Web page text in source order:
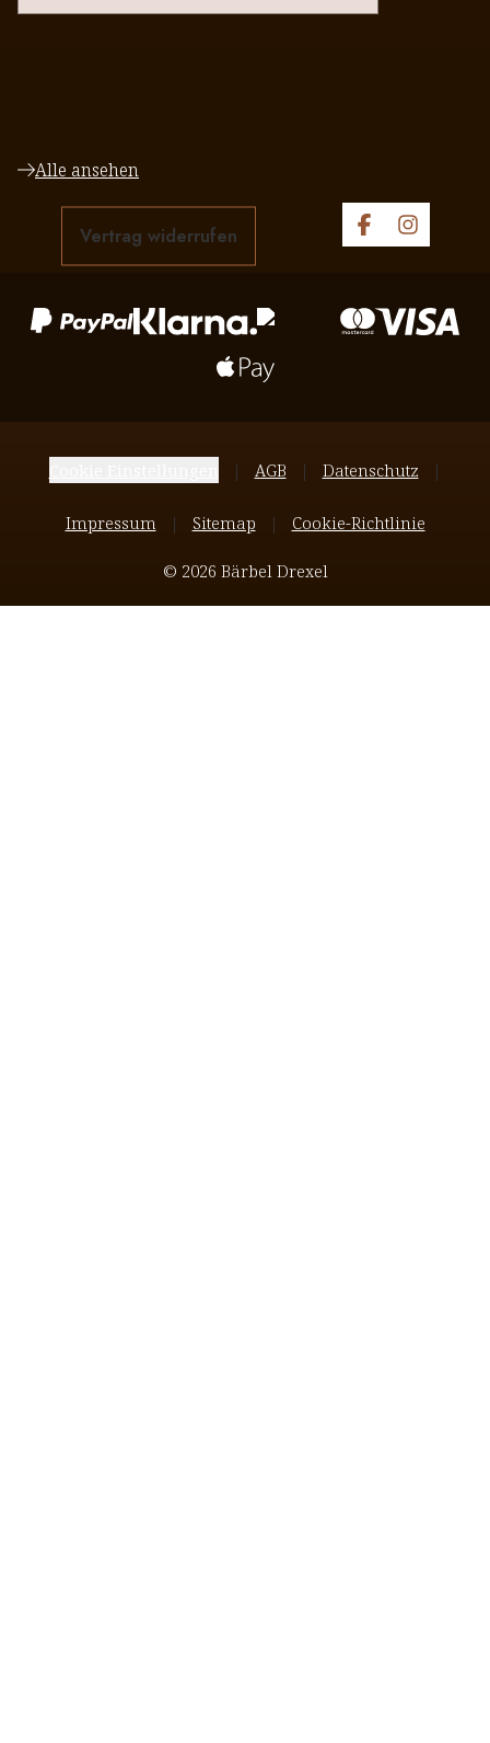
Alle ansehen
Vertrag widerrufen
AGB Datenschutz
Impressum Sitemap Cookie-Richtlinie
© 2026 Bärbel Drexel